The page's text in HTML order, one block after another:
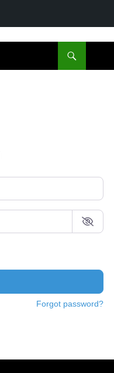
Forgot password?